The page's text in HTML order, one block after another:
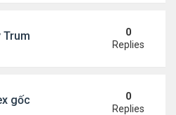
đi nghỉ ở Spain
0
Replies
gốc Việt' đón tuổi 18
0
Replies